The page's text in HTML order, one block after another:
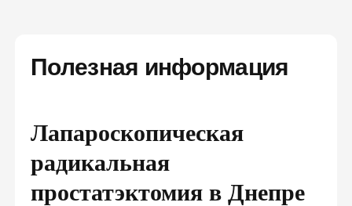
Полезная информация
Лапароскопическая
радикальная
простатэктомия в Днепре